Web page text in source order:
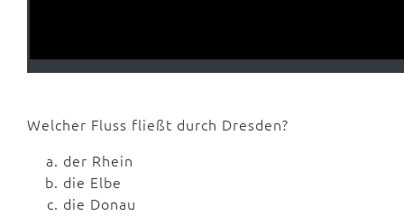
Welcher Fluss fließt durch Dresden?
der Rhein
die Elbe
die Donau